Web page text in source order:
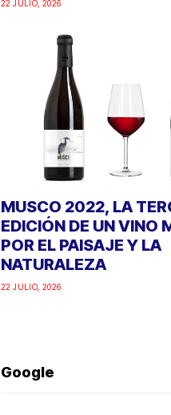
22 JULIO, 2026
MUSCO 2022, LA
EDICIÓN DE UN VINO
POR EL PAISAJE Y LA
NATURALEZA
22 JULIO, 2026
Google